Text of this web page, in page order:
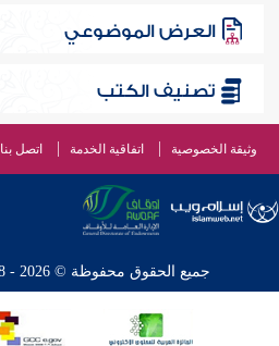
العرض الموضوعي
تصنيف الكتب
وثيقة الخصوصية اتفاقية الخدمة اتصل بنا
جميع الحقوق محفوظة © 2026 - 1998 لشبكة إسلام ويب